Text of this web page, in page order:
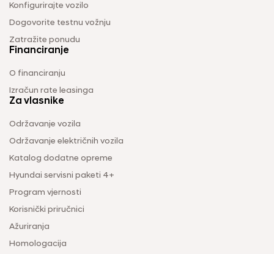
Konfigurirajte vozilo
Dogovorite testnu vožnju
Zatražite ponudu
Financiranje
O financiranju
Izračun rate leasinga
Za vlasnike
Održavanje vozila
Održavanje električnih vozila
Katalog dodatne opreme
Hyundai servisni paketi 4+
Program vjernosti
Korisnički priručnici
Ažuriranja
Homologacija